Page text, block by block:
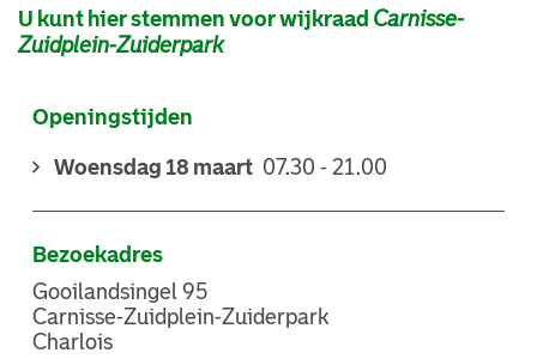
U kunt hier stemmen voor wijkraad Carnisse-
Zuidplein-Zuiderpark
Openingstijden
Woensdag 18 maart 07.30 - 21.00
Bezoekadres
Gooilandsingel 95
Carnisse-Zuidplein-Zuiderpark
Charlois